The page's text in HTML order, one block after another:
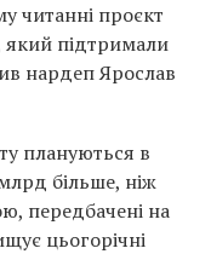
читанні проєкт
підтримали
нардеп Ярослав
плануються в
більше, ніж
передбачені на
цьогорічні